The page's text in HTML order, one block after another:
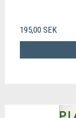
195,00 SEK